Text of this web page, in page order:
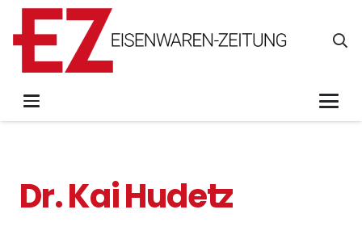
Dr. Kai Hudetz